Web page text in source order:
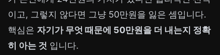
이고, 그렇지 않다면 그냥 50만원을 잃은 셈입니다.
핵심은 자기가 무엇 때문에 50만원을 더 내는지 정확
히 아는 것 입니다.